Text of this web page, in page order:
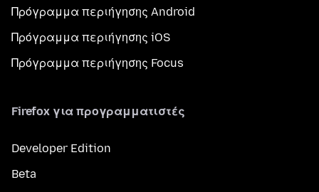
Πρόγραμμα περιήγησης Android
Πρόγραμμα περιήγησης iOS
Πρόγραμμα περιήγησης Focus
Firefox για προγραμματιστές
Developer Edition
Beta